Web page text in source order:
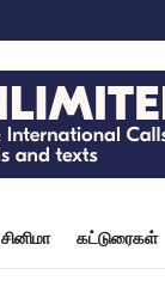
சினிமா கட்டுரைகள்